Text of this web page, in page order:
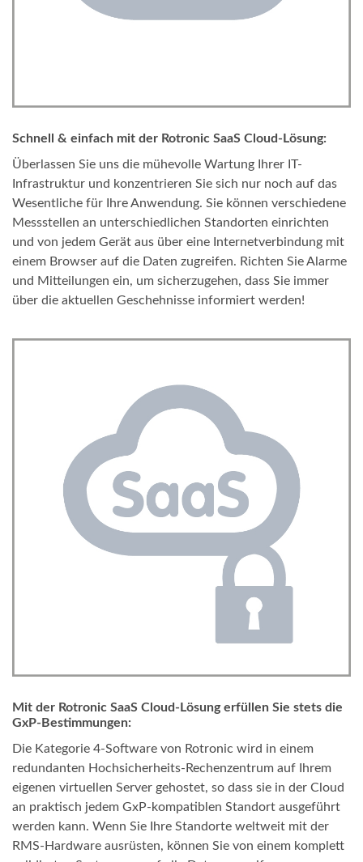
Schnell & einfach mit der Rotronic SaaS Cloud-Lösung:
Überlassen Sie uns die mühevolle Wartung Ihrer IT-
Infrastruktur und konzentrieren Sie sich nur noch auf das
Wesentliche für Ihre Anwendung. Sie können verschiedene
Messstellen an unterschiedlichen Standorten einrichten
und von jedem Gerät aus über eine Internetverbindung mit
einem Browser auf die Daten zugreifen. Richten Sie Alarme
und Mitteilungen ein, um sicherzugehen, dass Sie immer
über die aktuellen Geschehnisse informiert werden!
Mit der Rotronic SaaS Cloud-Lösung erfüllen Sie stets die
GxP-Bestimmungen:
Die Kategorie 4-Software von Rotronic wird in einem
redundanten Hochsicherheits-Rechenzentrum auf Ihrem
eigenen virtuellen Server gehostet, so dass sie in der Cloud
an praktisch jedem GxP-kompatiblen Standort ausgeführt
werden kann. Wenn Sie Ihre Standorte weltweit mit der
RMS-Hardware ausrüsten, können Sie von einem komplett